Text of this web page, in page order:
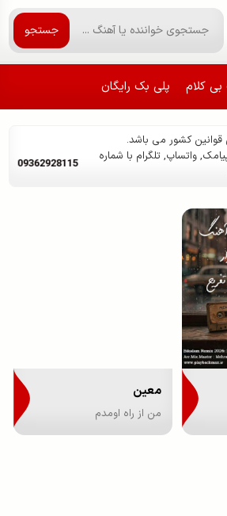
جستجو
کلام پلی بک رایگان
کشور می باشد.
واتساپ, تلگرام با شماره
09362928115
معین
من از راه اومدم